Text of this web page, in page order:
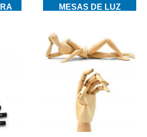
MESAS DE LUZ